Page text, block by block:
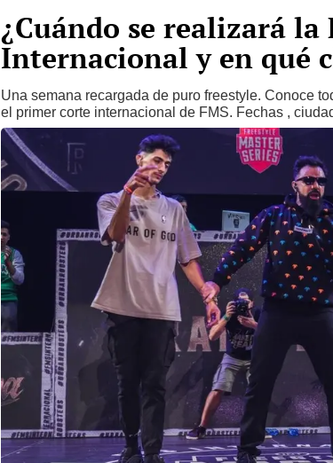
¿Cuándo se realizará la
Internacional y en qué
Una semana recargada de puro freestyle. Conoce
el primer corte internacional de FMS. Fechas ,